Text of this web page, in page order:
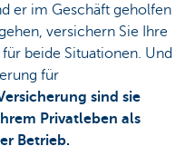
er im Geschäft geholfen
versichern Sie Ihre
beide Situationen. Und
für
sind sie
Privatleben als
Betrieb.